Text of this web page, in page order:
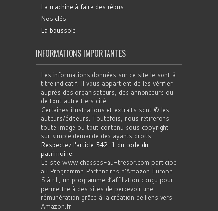
La machine à faire des rébus
Nos clés
La boussole
INFORMATIONS IMPORTANTES
Les informations données sur ce site le sont à
titre indicatif. Il vous appartient de les vérifier
auprès des organisateurs, des annonceurs ou
de tout autre tiers cité.
Certaines illustrations et extraits sont © les
auteurs/éditeurs. Toutefois, nous retirerons
toute image ou tout contenu sous copyright
sur simple demande des ayants droits.
Respectez l'article 542-1 du code du
patrimoine.
Le site www.chasses-au-tresor.com participe
au Programme Partenaires d’Amazon Europe
S.à r.l., un programme d’affiliation conçu pour
permettre à des sites de percevoir une
rémunération grâce à la création de liens vers
Amazon.fr